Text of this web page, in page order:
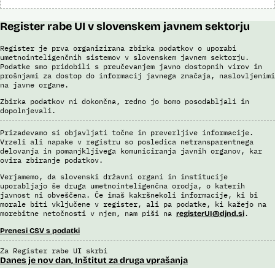
Register rabe UI v slovenskem javnem sektorju
Register je prva organizirana zbirka podatkov o uporabi
umetnointeligenčnih sistemov v slovenskem javnem sektorju.
Podatke smo pridobili s preučevanjem javno dostopnih virov in
prošnjami za dostop do informacij javnega značaja, naslovljenimi
na javne organe.
Zbirka podatkov ni dokončna, redno jo bomo posodabljali in
dopolnjevali.
Prizadevamo si objavljati točne in preverljive informacije.
Vrzeli ali napake v registru so posledica netransparentnega
delovanja in pomanjkljivega komuniciranja javnih organov, kar
ovira zbiranje podatkov.
Verjamemo, da slovenski državni organi in institucije
uporabljajo še druga umetnointeligenčna orodja, o katerih
javnost ni obveščena. Če imaš kakršnekoli informacije, ki bi
morale biti vključene v register, ali pa podatke, ki kažejo na
morebitne netočnosti v njem, nam piši na registerUI@djnd.si.
Prenesi CSV s podatki
Za Register rabe UI skrbi
Danes je nov dan, Inštitut za druga vprašanja